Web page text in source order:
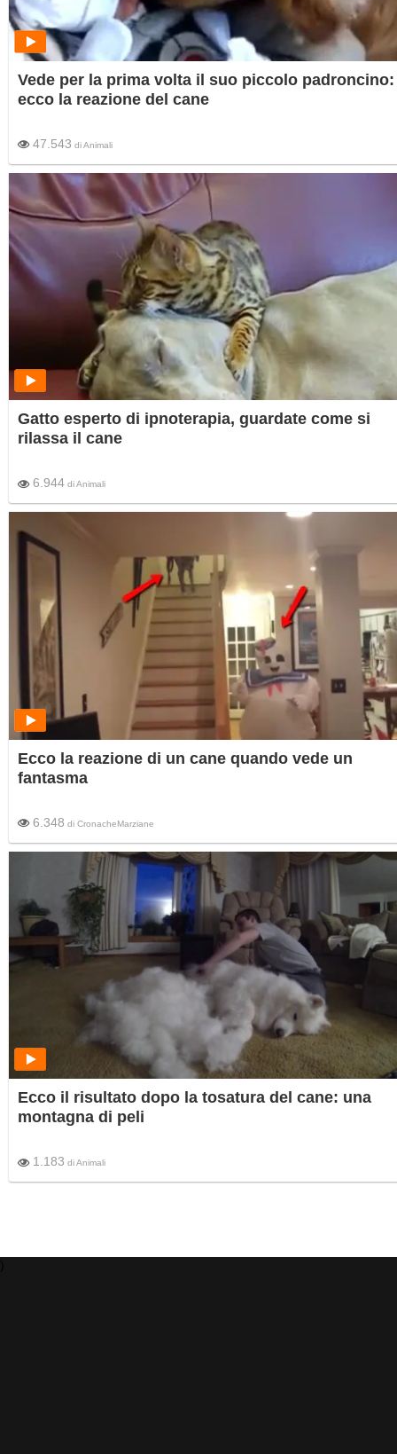
Vede per la prima volta il suo piccolo padroncino:
ecco la reazione del cane
47.543 diAnimali
Gatto esperto di ipnoterapia, guardate come si
rilassa il cane
6.944 diAnimali
Ecco la reazione di un cane quando vede un
fantasma
6.348 di CronacheMarziane
Ecco il risultato dopo la tosatura del cane: una
montagna di peli
1.183 diAnimali